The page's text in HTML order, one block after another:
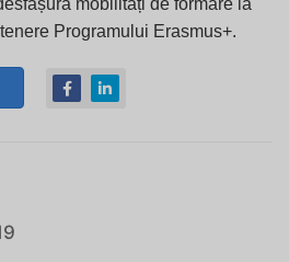
mobilități de formare la
Programului Erasmus+.